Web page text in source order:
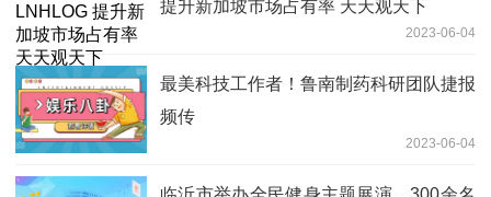
提升新加坡市场占有率 天天观天下
2023-06-04
最美科技工作者！鲁南制药科研团队捷报
频传
2023-06-04